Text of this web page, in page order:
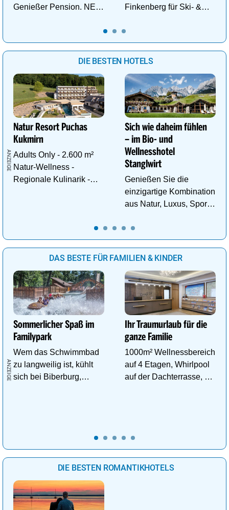
Genießer Pension. NEU:
Finkenberg für Ski- &
bis zu 3250m.
DIE BESTEN HOTELS
Natur Resort Puchas
Kukmirn
Adults Only - 2.600 m²
Natur-Wellness -
Regionale Kulinarik -
Sich wie daheim fühlen
– im Bio- und
Wellnesshotel
Stanglwirt
Genießen Sie die
einzigartige Kombination
aus Natur, Luxus, Sport,
DAS BESTE FÜR FAMILIEN & KINDER
Sommerlicher Spaß im
Familypark
Wem das Schwimmbad
zu langweilig ist, kühlt
sich bei Biberburg,
Ihr Traumurlaub für die
ganze Familie
1000m² Wellnessbereich
auf 4 Etagen, Whirlpool
auf der Dachterrasse, 4
DIE BESTEN ROMANTIKHOTELS